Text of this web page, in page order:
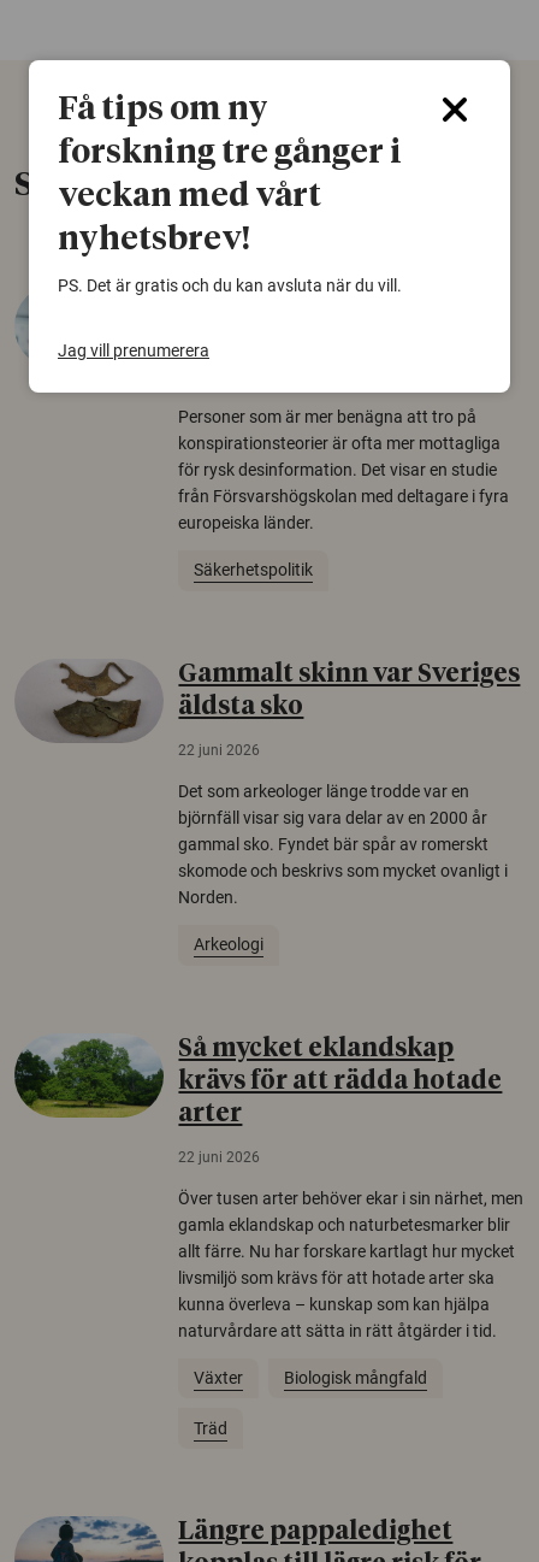
Senaste nytt
Personer som är mer benägna att tro på
konspirationsteorier är ofta mer mottagliga
för rysk desinformation. Det visar en studie
från Försvarshögskolan med deltagare i fyra
europeiska länder.
Säkerhetspolitik
Gammalt skinn var Sveriges
äldsta sko
22 juni 2026
Det som arkeologer länge trodde var en
björnfäll visar sig vara delar av en 2000 år
gammal sko. Fyndet bär spår av romerskt
skomode och beskrivs som mycket ovanligt i
Norden.
Arkeologi
Så mycket eklandskap
krävs för att rädda hotade
arter
22 juni 2026
Över tusen arter behöver ekar i sin närhet, men
gamla eklandskap och naturbetesmarker blir
allt färre. Nu har forskare kartlagt hur mycket
livsmiljö som krävs för att hotade arter ska
kunna överleva – kunskap som kan hjälpa
naturvårdare att sätta in rätt åtgärder i tid.
Växter Biologisk mångfald
Träd
Längre pappaledighet
Få tips om ny
forskning tre gånger i
veckan med vårt
nyhetsbrev!
PS. Det är gratis och du kan avsluta när du vill.
Jag vill prenumerera